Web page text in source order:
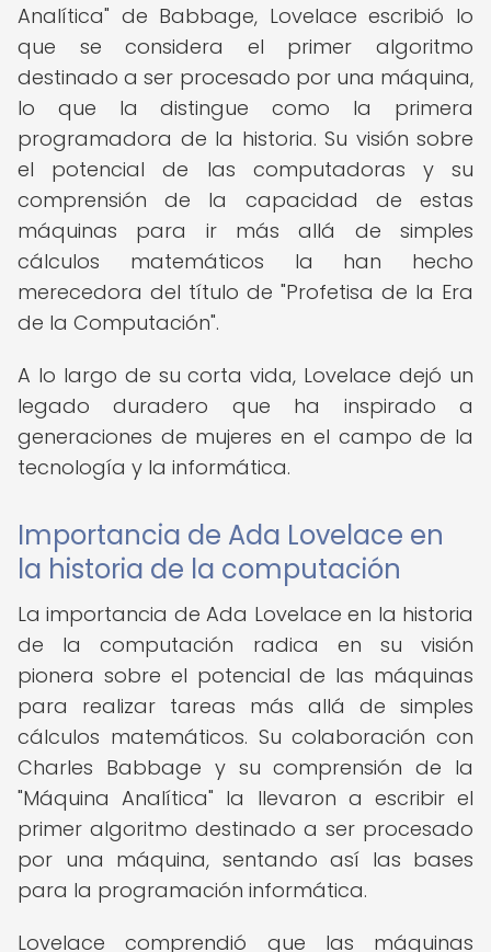
Analítica" de Babbage, Lovelace escribió lo
que se considera el primer algoritmo
destinado a ser procesado por una máquina,
lo que la distingue como la primera
programadora de la historia. Su visión sobre
el potencial de las computadoras y su
comprensión de la capacidad de estas
máquinas para ir más allá de simples
cálculos matemáticos la han hecho
merecedora del título de "Profetisa de la Era
de la Computación".
A lo largo de su corta vida, Lovelace dejó un
legado duradero que ha inspirado a
generaciones de mujeres en el campo de la
tecnología y la informática.
Importancia de Ada Lovelace en
la historia de la computación
La importancia de Ada Lovelace en la historia
de la computación radica en su visión
pionera sobre el potencial de las máquinas
para realizar tareas más allá de simples
cálculos matemáticos. Su colaboración con
Charles Babbage y su comprensión de la
"Máquina Analítica" la llevaron a escribir el
primer algoritmo destinado a ser procesado
por una máquina, sentando así las bases
para la programación informática.
Lovelace comprendió que las máquinas